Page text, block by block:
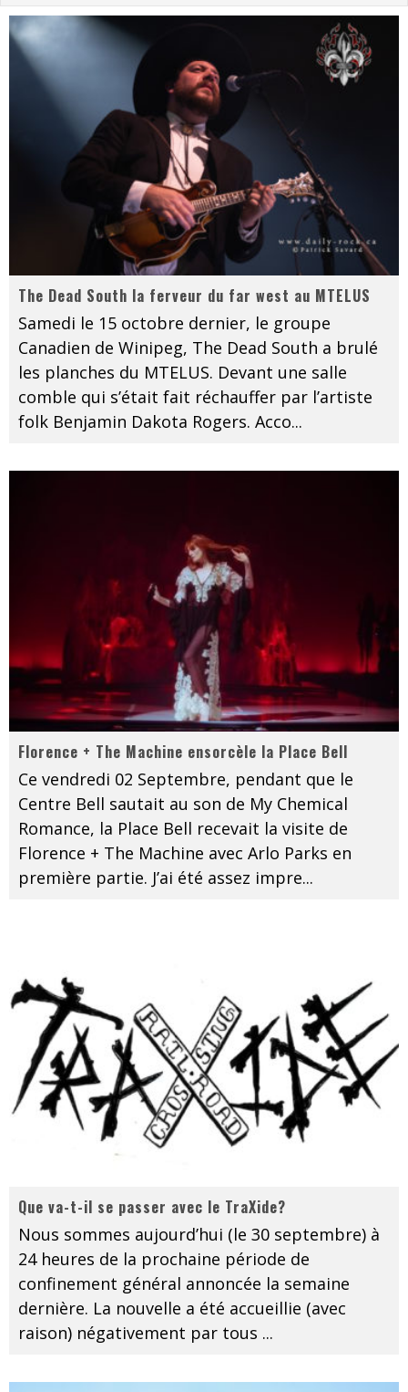
Les danseurs étoiles parasitent ton ciel
Death Note Silence - Collide and Collapse
The Dead South la ferveur du far west au MTELUS
Samedi le 15 octobre dernier, le groupe
Canadien de Winipeg, The Dead South a brulé
les planches du MTELUS. Devant une salle
comble qui s’était fait réchauffer par l’artiste
folk Benjamin Dakota Rogers. Acco...
Florence + The Machine ensorcèle la Place Bell
Ce vendredi 02 Septembre, pendant que le
Centre Bell sautait au son de My Chemical
Romance, la Place Bell recevait la visite de
Florence + The Machine avec Arlo Parks en
première partie. J’ai été assez impre...
Que va-t-il se passer avec le TraXide?
Nous sommes aujourd’hui (le 30 septembre) à
24 heures de la prochaine période de
confinement général annoncée la semaine
dernière. La nouvelle a été accueillie (avec
raison) négativement par tous ...